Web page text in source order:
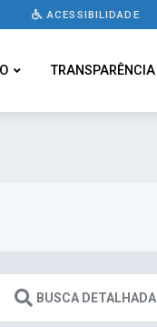
ACESSIBILIDADE
TRANSPARÊNCIA
BUSCA DETALHADA